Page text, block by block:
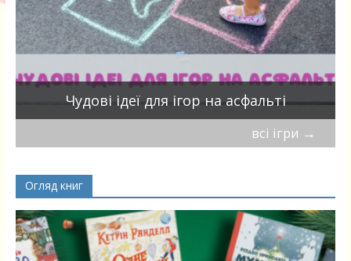
Чудові ідеї для ігор на асфальті
всі ігри →
Огляд книг